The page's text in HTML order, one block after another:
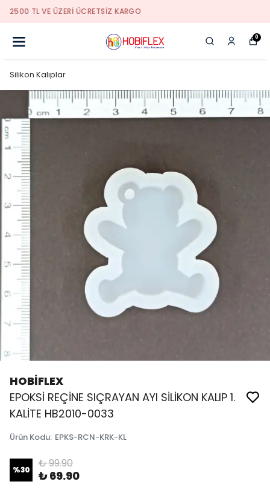
KALİTELİ HİZMETİN ADRESİ
0
Silikon Kalıplar
HOBİFLEX
EPOKSİ REÇİNE SIÇRAYAN AYI SİLİKON KALIP 1.
KALİTE HB2010-0033
Ürün Kodu: EPKS-RCN-KRK-KL
%30 ₺ 99.90
₺ 69.90